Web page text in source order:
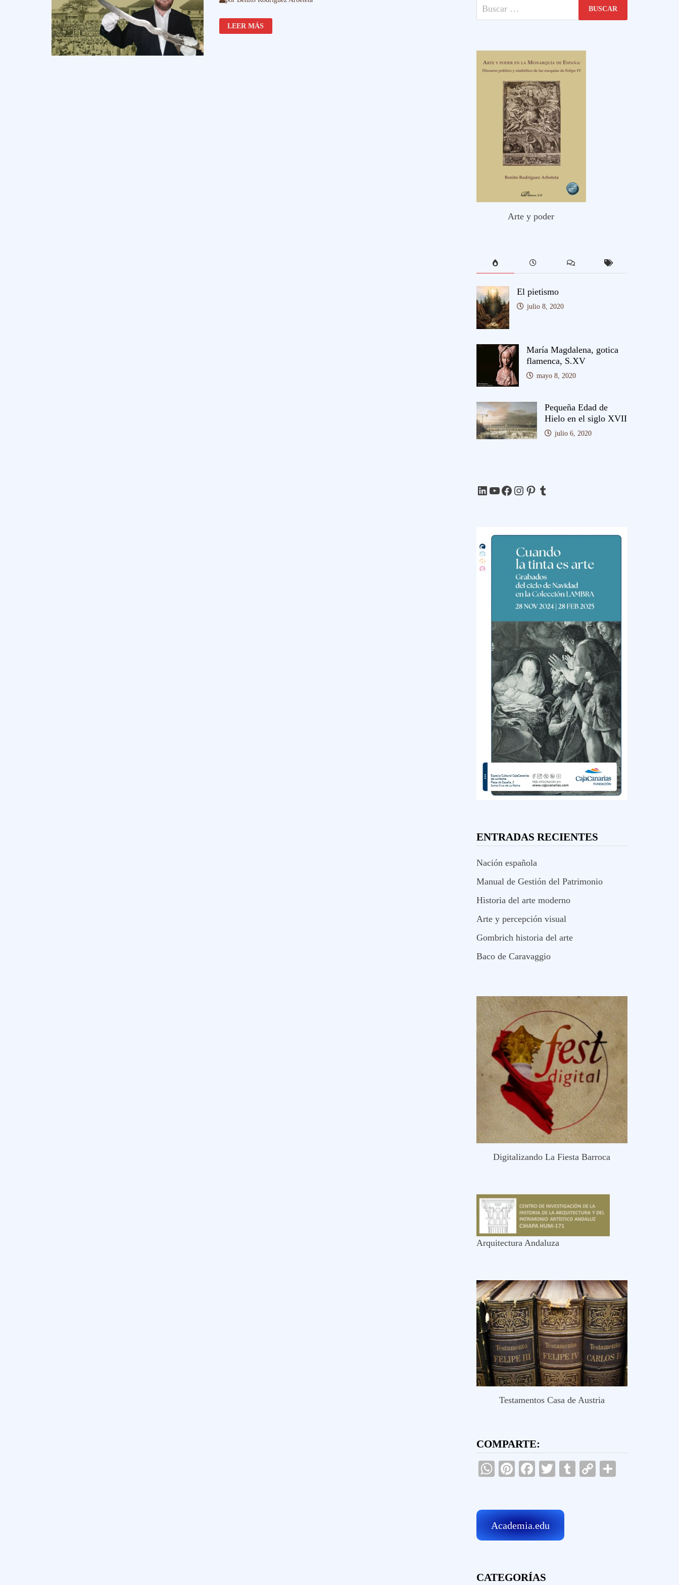
KRIS
FILIPINO
SIGLO
LEER MÁS
Buscar:
Arte y poder
El pietismo
julio 8, 2020
María Magdalena, gotica
flamenca, S.XV
mayo 8, 2020
Pequeña Edad de
Hielo en el siglo XVII
julio 6, 2020
LinkedIn
YouTube
Facebook
Instagram
Pinterest
Tumblr
ENTRADAS RECIENTES
Nación española
Manual de Gestión del Patrimonio
Historia del arte moderno
Arte y percepción visual
Gombrich historia del arte
Baco de Caravaggio
Digitalizando La Fiesta Barroca
Arquitectura Andaluza
Testamentos Casa de Austria
COMPARTE:
WhatsApp
Pinterest
Facebook
TwitterTumblr
Copy
Academia.edu
CATEGORÍAS